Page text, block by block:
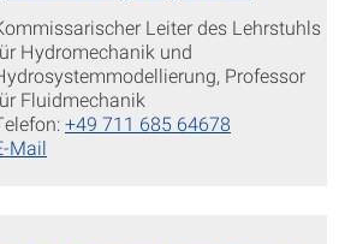
Leiter des Lehrstuhls
Hydromechanik und
Professor
Fluidmechanik
+49 711 685 64678
Mail